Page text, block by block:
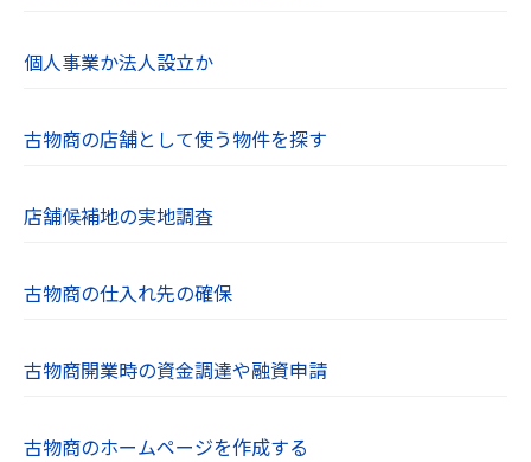
個人事業か法人設立か
古物商の店舗として使う物件を探す
店舗候補地の実地調査
古物商の仕入れ先の確保
古物商開業時の資金調達や融資申請
古物商のホームページを作成する